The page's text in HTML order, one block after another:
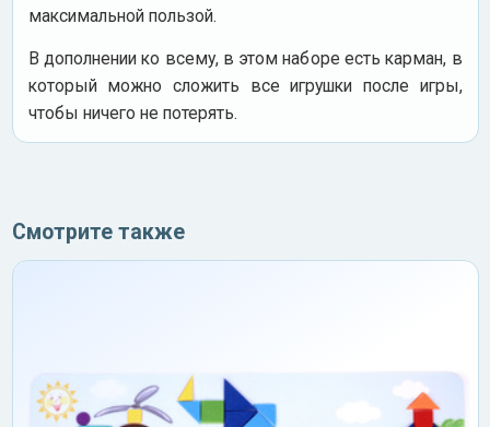
максимальной пользой.
В дополнении ко всему, в этом наборе есть карман, в
который можно сложить все игрушки после игры,
чтобы ничего не потерять.
Смотрите также